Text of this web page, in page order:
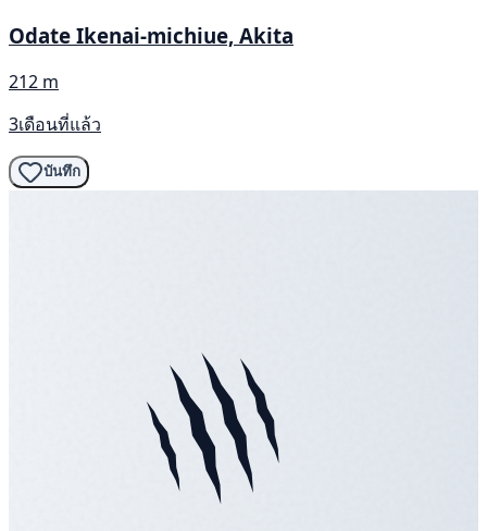
Odate Ikenai-michiue, Akita
212 m
3เดือนที่แล้ว
บันทึก